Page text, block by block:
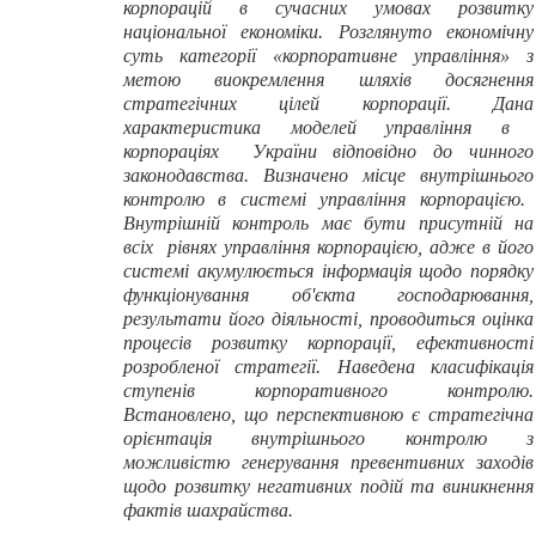
корпорацій в сучасних умовах розвитку
національної економіки. Розглянуто економічну
суть категорії «корпоративне управління» з
метою виокремлення шляхів досягнення
стратегічних цілей корпорації. Дана
характеристика моделей управління в
корпораціях України відповідно до чинного
законодавства. Визначено місце внутрішнього
контролю в системі управління корпорацією.
Внутрішній контроль має бути присутній на
всіх рівнях управління корпорацією, адже в його
системі акумулюється інформація щодо порядку
функціонування об'єкта господарювання,
результати його діяльності, проводиться оцінка
процесів розвитку корпорації, ефективності
розробленої стратегії. Наведена класифікація
ступенів корпоративного контролю.
Встановлено, що перспективною є стратегічна
орієнтація внутрішнього контролю з
можливістю генерування превентивних заходів
щодо розвитку негативних подій та виникнення
фактів шахрайства.